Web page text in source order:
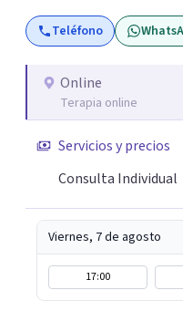
mental y he trabajado
niños, Adolescentes y
Teléfono
Online
Terapia online
Servicios y precios
Consulta Individual
Viernes, 7 de agosto
17:00